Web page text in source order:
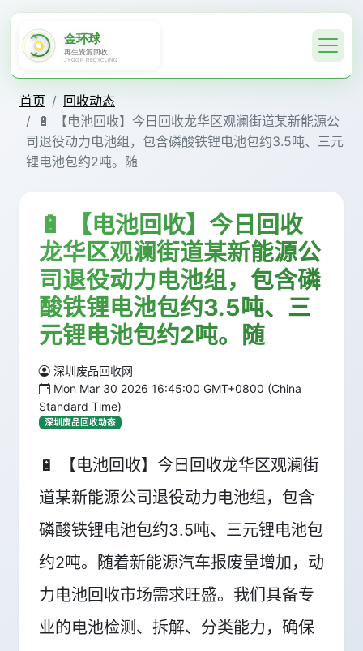
首页
回收动态
🔋 【电池回收】今日回收龙华区观澜街道某新能源公
司退役动力电池组，包含磷酸铁锂电池包约3.5吨、三元
锂电池包约2吨。随
🔋 【电池回收】今日回收
龙华区观澜街道某新能源公
司退役动力电池组，包含磷
酸铁锂电池包约3.5吨、三
元锂电池包约2吨。随
深圳废品回收网
Mon Mar 30 2026 16:45:00 GMT+0800 (China
Standard Time)
深圳废品回收动态
🔋 【电池回收】今日回收龙华区观澜街
道某新能源公司退役动力电池组，包含
磷酸铁锂电池包约3.5吨、三元锂电池包
约2吨。随着新能源汽车报废量增加，动
力电池回收市场需求旺盛。我们具备专
业的电池检测、拆解、分类能力，确保